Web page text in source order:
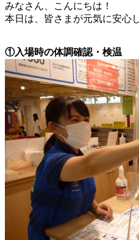
みなさん、こんにちは！
本日は、皆さまが元気に安心
①入場時の体調確認・検温